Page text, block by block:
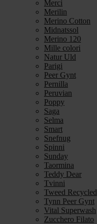
Merci
Merilin
Merino Cotton
Midnatssol
Merino 120
Mille colori
Natur Uld
Parigi
Peer Gynt
Pernilla
Peruvian
Poppy
Saga
Selma
Smart
Snefnug
Spinni
Sunday
Taormina
Teddy Dear
Tvinni
Tweed Recycled
Tynn Peer Gynt
Vital Superwash
Zucchero Filato